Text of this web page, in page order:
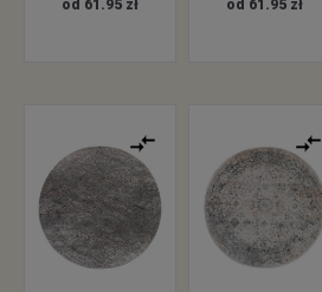
od 61.95 zł od 61.95 zł